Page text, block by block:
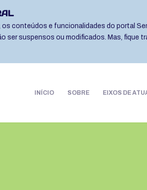
os conteúdos e funcionalidades do portal
suspensos ou modificados. Mas,
INÍCIO SOBRE EIXOS DE